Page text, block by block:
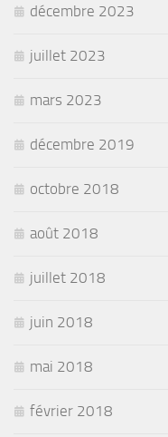
décembre 2023
juillet 2023
mars 2023
décembre 2019
octobre 2018
août 2018
juillet 2018
juin 2018
mai 2018
février 2018